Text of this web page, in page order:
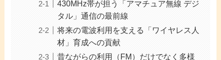
430MHz帯が担う「アマチュア無線 デジ
タル」通信の最前線
将来の電波利用を支える「ワイヤレス人
材」育成への貢献
昔ながらの利用（FM）だけでなく多様